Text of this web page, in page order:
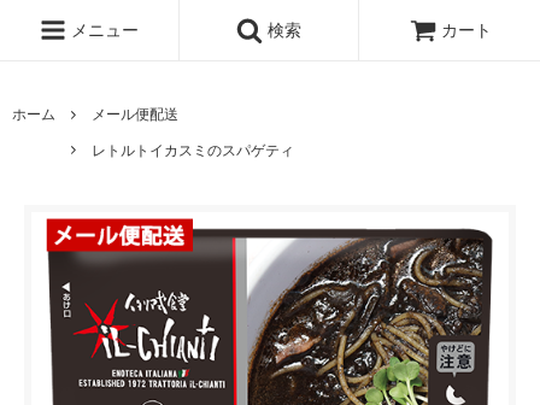
メニュー 検索 カート
ホーム
メール便配送
レトルトイカスミのスパゲティ